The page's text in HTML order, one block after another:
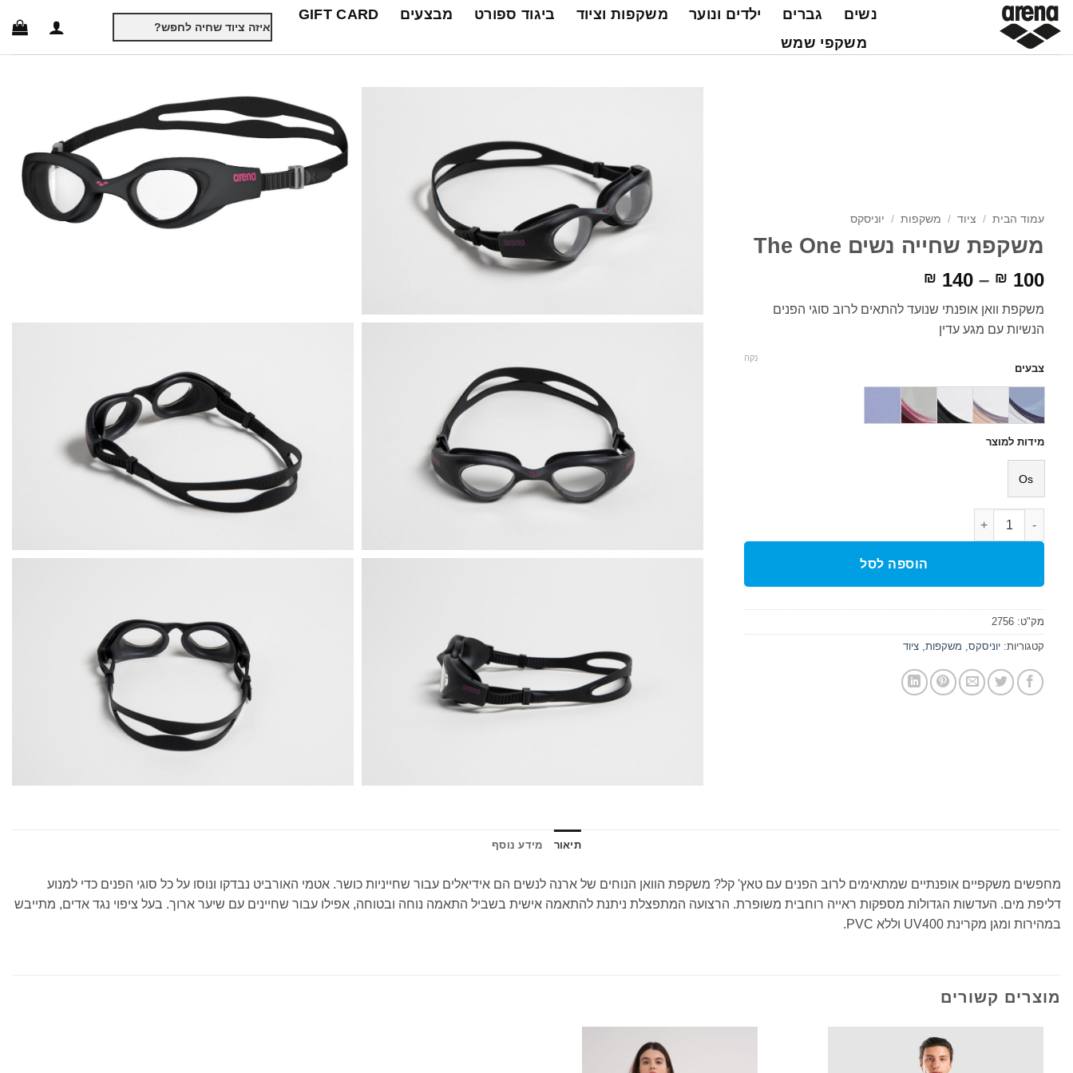
Skip
content
נשים גברים ילדים ונוער משקפות וציוד ביגוד ספורט מבצעים
GIFT CARD
משקפי שמש
עבור:
עמוד הבית / ציוד / משקפות / יוניסקס
משקפת שחייה נשים The One
₪ 100
–
₪ 140
טווח
מחירים:
⁦₪ 100⁩
משקפת וואן אופנתי שנועד להתאים לרוב סוגי הפנים
הנשיות עם מגע עדין
צבעים
מידות למוצר
Os
נקה
כמות של משקפת שחייה נשים The One
הוספה לסל
מק"ט: 2756
קטגוריות: יוניסקס, משקפות, ציוד
תיאור מידע נוסף
מחפשים משקפיים אופנתיים שמתאימים לרוב הפנים עם טאץ' קל? משקפת הוואן הנוחים של ארנה לנשים הם אידיאלים עבור שחייניות כושר. אטמי האורביט נבדקו ונוסו על כל סוגי הפנים כדי למנוע
דליפת מים. העדשות הגדולות מספקות ראייה רוחבית משופרת. הרצועה המתפצלת ניתנת להתאמה אישית בשביל התאמה נוחה ובטוחה, אפילו עבור שחיינים עם שיער ארוך. בעל ציפוי נגד אדים, מתייבש
במהירות ומגן מקרינת UV400 וללא PVC.
מוצרים קשורים